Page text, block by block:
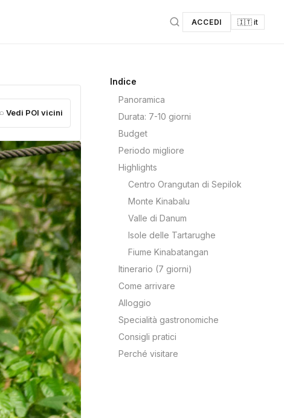
ACCEDI 🇮🇹 it
Vedi POI vicini
Indice
Panoramica
Durata: 7-10 giorni
Budget
Periodo migliore
Highlights
Centro Orangutan di Sepilok
Monte Kinabalu
Valle di Danum
Isole delle Tartarughe
Fiume Kinabatangan
Itinerario (7 giorni)
Come arrivare
Alloggio
Specialità gastronomiche
Consigli pratici
Perché visitare